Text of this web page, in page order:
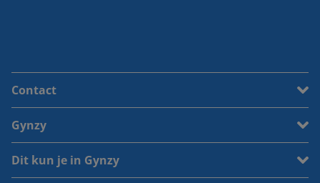
Contact
Gynzy
Dit kun je in Gynzy